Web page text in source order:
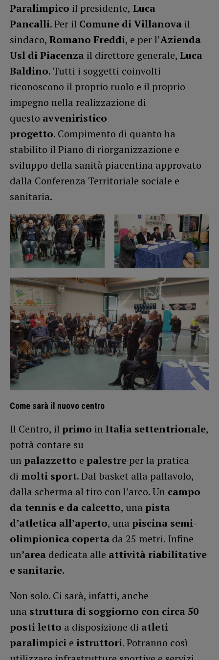
Paralimpico il presidente, Luca
Pancalli. Per il Comune di Villanova il
sindaco, Romano Freddi, e per l’Azienda
Usl di Piacenza il direttore generale, Luca
Baldino. Tutti i soggetti coinvolti
riconoscono il proprio ruolo e il proprio
impegno nella realizzazione di
questo avveniristico
progetto. Compimento di quanto ha
stabilito il Piano di riorganizzazione e
sviluppo della sanità piacentina approvato
dalla Conferenza Territoriale sociale e
sanitaria.
Come sarà il nuovo centro
Il Centro, il primo inItalia settentrionale,
potrà contare su
un palazzetto e palestre per la pratica
di molti sport. Dal basket alla pallavolo,
dalla scherma al tiro con l’arco. Un campo
da tennis e da calcetto, una pista
d’atletica all’aperto, una piscina semi-
olimpionica coperta da 25 metri. Infine
un’area dedicata alle attività riabilitative
e sanitarie.
Non solo. Ci sarà, infatti, anche
una struttura di soggiorno con circa 50
posti letto a disposizione di atleti
paralimpici e istruttori. Potranno così